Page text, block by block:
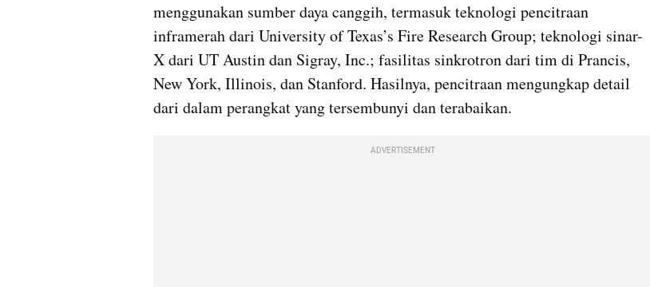
menggunakan sumber daya canggih, termasuk teknologi pencitraan
inframerah dari University of Texas’s Fire Research Group; teknologi sinar-
X dari UT Austin dan Sigray, Inc.; fasilitas sinkrotron dari tim di Prancis,
New York, Illinois, dan Stanford. Hasilnya, pencitraan mengungkap detail
dari dalam perangkat yang tersembunyi dan terabaikan.
ADVERTISEMENT